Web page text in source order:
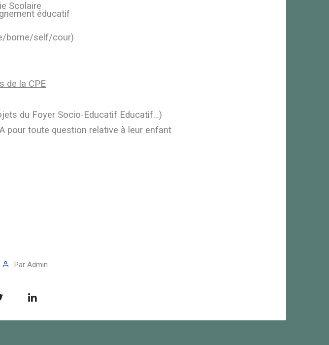
Scolaire
éducatif
borne/self/cour)
de la CPE
du Foyer Socio-Educatif Educatif...)
pour toute question relative à leur enfant
Par Admin